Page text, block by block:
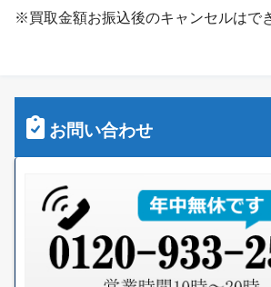
※買取金額お振込後のキャンセルはで
お問い合わせ